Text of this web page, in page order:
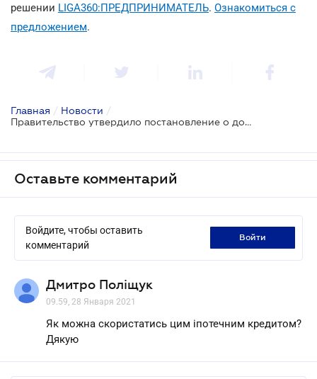
решении LIGA360:ПРЕДПРИНИМАТЕЛЬ. Ознакомиться с
предложением.
Главная / Новости /
Правительство утвердило постановление о доступной ипотеке под 7% годовых
Оставьте комментарий
Войдите, чтобы оставить
комментарий
войти
Дмитро Поліщук
09.59, 28 Января 2021
Як можна скористатись цим іпотечним кредитом?
Дякую